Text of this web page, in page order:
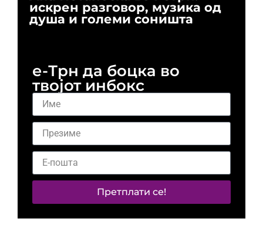
искрен разговор, музика од
душа и големи соништа
е-Трн да боцка во
твојот инбокс
Претплати се!